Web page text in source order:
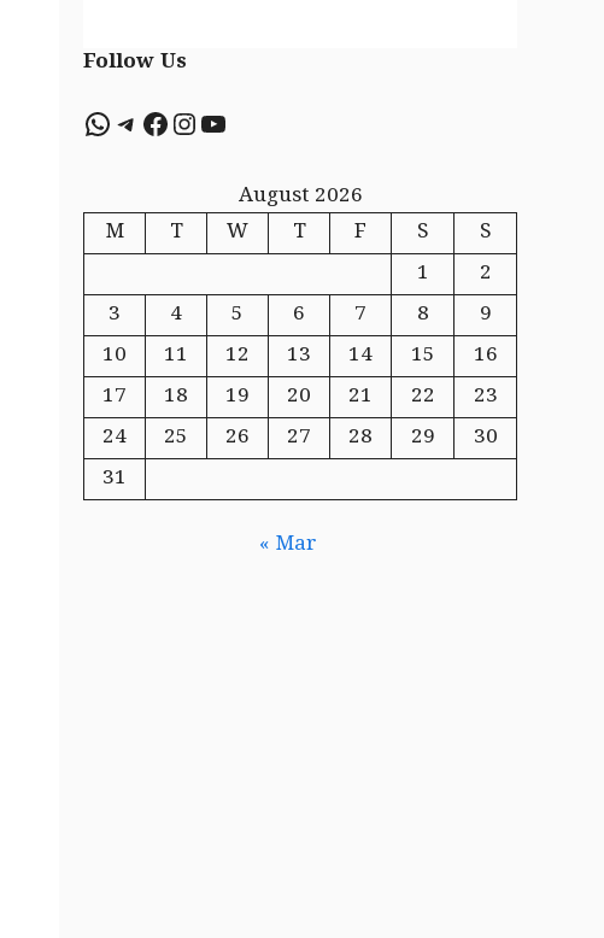
Follow Us
WhatsApp
Telegram
Facebook
Instagram
YouTube
August 2026
M
T W T F S
S
1
2
3
4 5 6 7 8
9
10
11 12 13 14 15
16
17
18 19 20 21 22
23
24
25 26 27 28 29
30
31
« Mar